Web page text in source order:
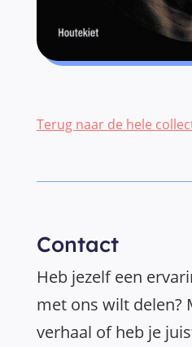
Terug naar de hele
Contact
Heb jezelf een
met ons wilt delen?
verhaal of heb je